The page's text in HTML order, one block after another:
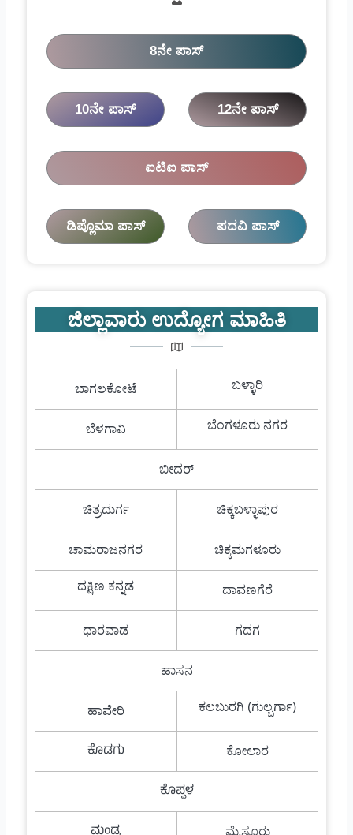
8ನೇ ಪಾಸ್
10ನೇ ಪಾಸ್ 12ನೇ ಪಾಸ್
ಐಟಿಐ ಪಾಸ್
ಡಿಪ್ಲೊಮಾ ಪಾಸ್ ಪದವಿ ಪಾಸ್
ಜಿಲ್ಲಾವಾರು ಉದ್ಯೋಗ ಮಾಹಿತಿ
ಬಾಗಲಕೋಟೆ ಬಳ್ಳಾರಿ
ಬೆಳಗಾವಿ ಬೆಂಗಳೂರು ನಗರ
ಬೀದರ್
ಚಿತ್ರದುರ್ಗ ಚಿಕ್ಕಬಳ್ಳಾಪುರ
ಚಾಮರಾಜನಗರ ಚಿಕ್ಕಮಗಳೂರು
ದಕ್ಷಿಣ ಕನ್ನಡ ದಾವಣಗೆರೆ
ಧಾರವಾಡ ಗದಗ
ಹಾಸನ
ಹಾವೇರಿ ಕಲಬುರಗಿ (ಗುಲ್ಬರ್ಗಾ)
ಕೊಡಗು ಕೋಲಾರ
ಕೊಪ್ಪಳ
ಮೈಸೂರು